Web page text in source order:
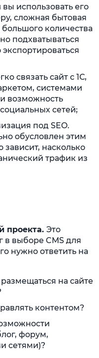
использовать его
сложная бытовая
большого количества
подхватываться
связать сайт с 1С,
системами
возможность
сетей;
под SEO.
обусловлен этим
зависит, насколько
трафик из
проекта. Это
выборе CMS для
нужно ответить на
на сайте
контентом?
форум,
сетями)?